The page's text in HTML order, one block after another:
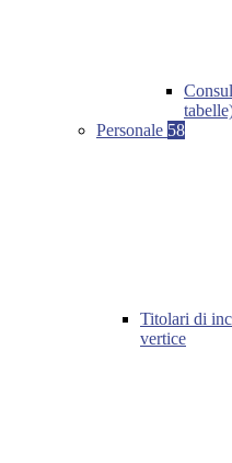
Personale 58
Titolari di
vertice